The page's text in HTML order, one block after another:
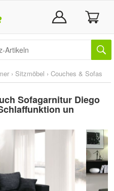
› Sitzmöbel › Couches & Sofas
Sofagarnitur Diego
un